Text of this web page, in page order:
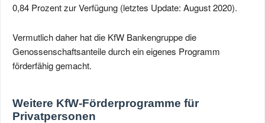
0,84 Prozent zur Verfügung (letztes Update: August 2020).
Vermutlich daher hat die KfW Bankengruppe die
Genossenschaftsanteile durch ein eigenes Programm
förderfähig gemacht.
Weitere KfW-Förderprogramme für
Privatpersonen